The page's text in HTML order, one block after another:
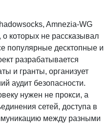
Amnezia‑WG
о которых не рассказывал
популярные десктопные и
разрабатывается
и гранты, организует
аудит безопасности.
нужен не прокси, а
сетей, доступа в
между разными